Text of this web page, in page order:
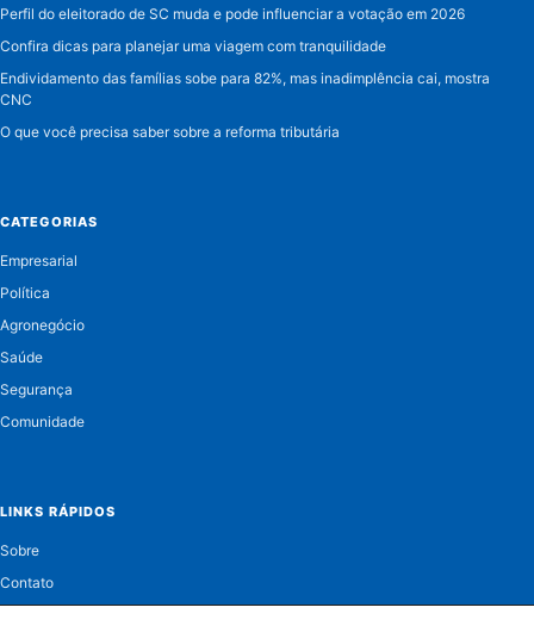
Perfil do eleitorado de SC muda e pode influenciar a votação em 2026
Confira dicas para planejar uma viagem com tranquilidade
Endividamento das famílias sobe para 82%, mas inadimplência cai, mostra
CNC
O que você precisa saber sobre a reforma tributária
CATEGORIAS
Empresarial
Política
Agronegócio
Saúde
Segurança
Comunidade
LINKS RÁPIDOS
Sobre
Contato